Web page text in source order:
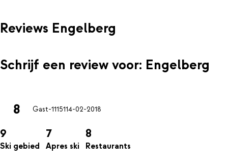
Reviews Engelberg
Schrijf een review voor: Engelberg
8 Gast-1115114-02-2018
9
Ski gebied
7
Apres ski
8
Restaurants